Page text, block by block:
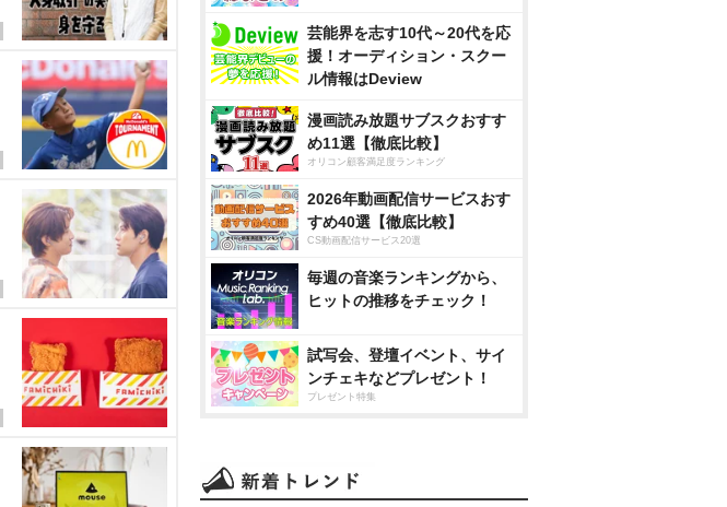
芸能界を志す10代～20代を応
援！オーディション・スクー
ル情報はDeview
漫画読み放題サブスクおすす
め11選【徹底比較】
オリコン顧客満足度ランキング
2026年動画配信サービスおす
すめ40選【徹底比較】
CS動画配信サービス20選
毎週の音楽ランキングから、
ヒットの推移をチェック！
試写会、登壇イベント、サイ
ンチェキなどプレゼント！
プレゼント特集